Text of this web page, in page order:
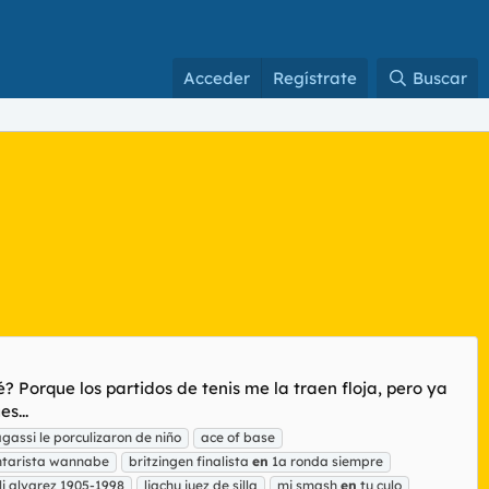
Acceder Regístrate Buscar
Porque los partidos de tenis me la traen floja, pero ya
le porculizaron de niño
ace of base
wannabe britzingen finalista en 1a ronda siempre
alvarez 1905-1998 liachu juez de silla mi smash en tu culo